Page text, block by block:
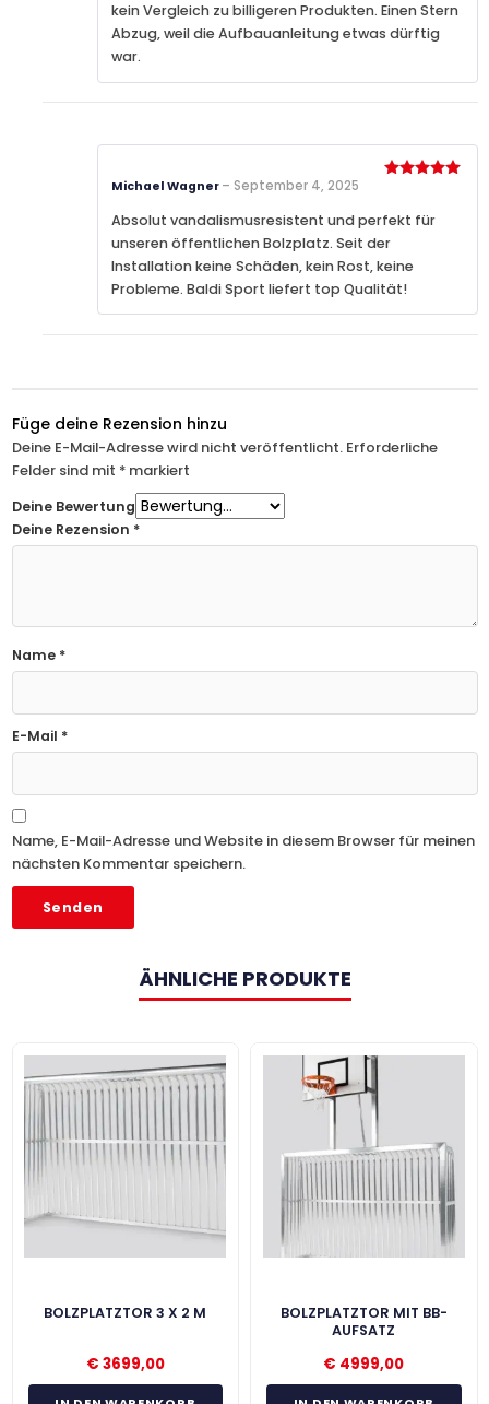
kein Vergleich zu billigeren Produkten. Einen Stern
Abzug, weil die Aufbauanleitung etwas dürftig
war.
5
Michael Wagner – September 4, 2025
Absolut vandalismusresistent und perfekt für
unseren öffentlichen Bolzplatz. Seit der
Installation keine Schäden, kein Rost, keine
Probleme. Baldi Sport liefert top Qualität!
Füge deine Rezension hinzu
Deine E-Mail-Adresse wird nicht veröffentlicht. Erforderliche
Felder sind mit *markiert
Deine Bewertung
Deine Rezension *
Name *
E-Mail *
Name, E-Mail-Adresse und Website in diesem Browser für meinen
nächsten Kommentar speichern.
ÄHNLICHE PRODUKTE
BOLZPLATZTOR 3 X 2 M
€ 3699,00
BOLZPLATZTOR MIT BB-
AUFSATZ
€ 4999,00